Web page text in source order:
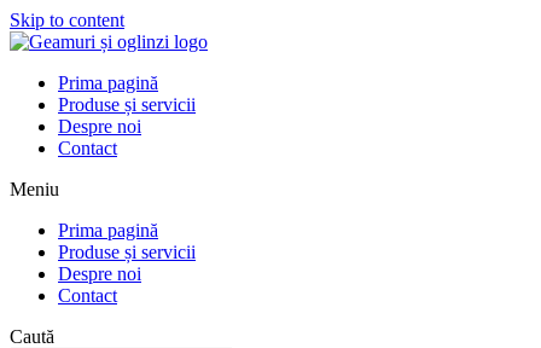
Skip to content
Prima pagină
Produse și servicii
Despre noi
Contact
Meniu
Prima pagină
Produse și servicii
Despre noi
Contact
Caută